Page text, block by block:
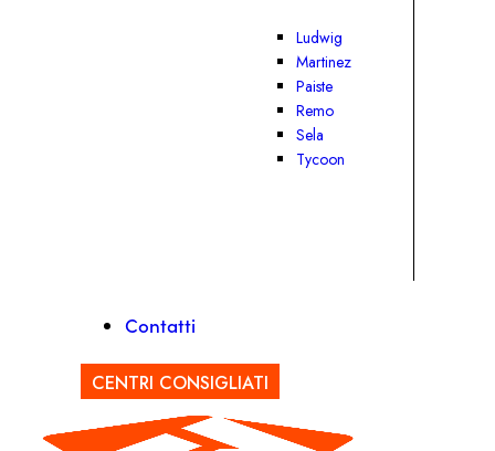
Ludwig
Martinez
Paiste
Remo
Sela
Tycoon
Contatti
CENTRI CONSIGLIATI